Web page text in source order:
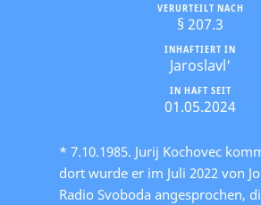
IN HAFT SEIT
01.05.2024
INHAFTIERT IN
Jaroslavl'
VERURTEILT NACH
§ 207.3
* 7.10.1985. Jurij Kochovec
dort wurde er im Juli 2022 von
Radio Svoboda angesprochen,